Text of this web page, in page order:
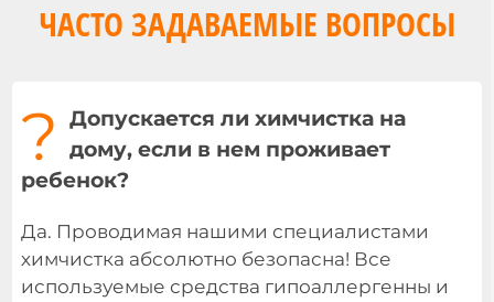
ЧАСТО ЗАДАВАЕМЫЕ ВОПРОСЫ
?
Допускается ли химчистка на
дому, если в нем проживает
ребенок?
Да. Проводимая нашими специалистами
химчистка абсолютно безопасна! Все
используемые средства гипоаллергенны и